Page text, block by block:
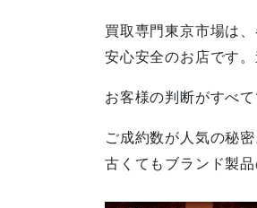
買取専門東京市場は
安心安全のお店です
お客様の判断がすべて
ご成約数が人気の秘密
古くてもブランド製